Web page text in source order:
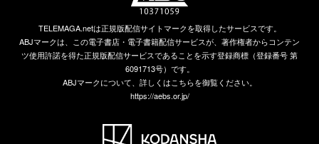
TELEMAGA.netは正規版配信サイトマークを取得したサービスです。
ABJマークは、この電子書店・電子書籍配信サービスが、著作権者からコンテン
ツ使用許諾を得た正規版配信サービスであることを示す登録商標（登録番号 第
6091713号）です。
ABJマークについて、詳しくはこちらを御覧ください。
https://aebs.or.jp/